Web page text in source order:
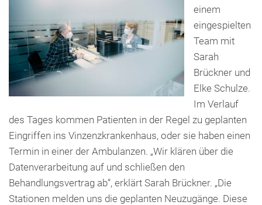
einem
eingespielten
Team mit
Sarah
Brückner und
Elke Schulze.
Im Verlauf
des Tages kommen Patienten in der Regel zu geplanten
Eingriffen ins Vinzenzkrankenhaus, oder sie haben einen
Termin in einer der Ambulanzen. „Wir klären über die
Datenverarbeitung auf und schließen den
Behandlungsvertrag ab“, erklärt Sarah Brückner. „Die
Stationen melden uns die geplanten Neuzugänge. Diese